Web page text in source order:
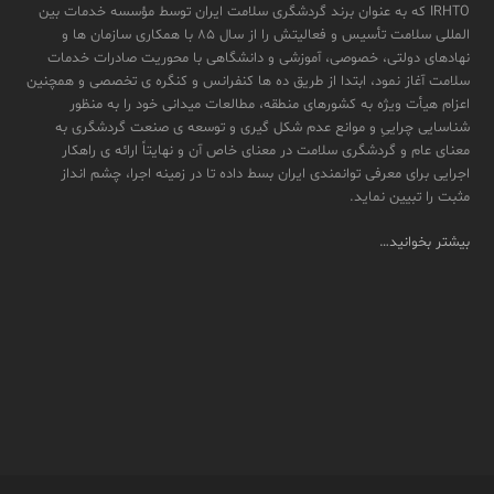
IRHTO که به عنوان برند گردشگری سلامت ایران توسط مؤسسه خدمات بین
المللی سلامت تأسیس و فعالیتش را از سال ۸۵ با همکاری سازمان ها و
نهادهای دولتی، خصوصی، آموزشی و دانشگاهی با محوریت صادرات خدمات
سلامت آغاز نمود، ابتدا از طریق ده ها کنفرانس و کنگره ی تخصصی و همچنین
اعزام هیأت ویژه به کشورهای منطقه، مطالعات میدانی خود را به منظور
شناسایی چراییِ و موانع عدم شکل گیری و توسعه ی صنعت گردشگری به
معنای عام و گردشگری سلامت در معنای خاص آن و نهایتاً ارائه ی راهکار
اجرایی برای معرفی توانمندی ایران بسط داده تا در زمینه اجرا، چشم انداز
مثبت را تبیین نماید.
بیشتر بخوانید…